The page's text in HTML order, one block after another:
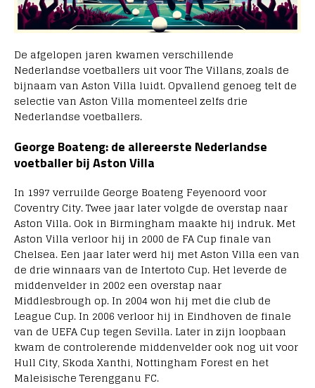
De afgelopen jaren kwamen verschillende
Nederlandse voetballers uit voor The Villans, zoals de
bijnaam van Aston Villa luidt. Opvallend genoeg telt de
selectie van Aston Villa momenteel zelfs drie
Nederlandse voetballers.
George Boateng: de allereerste Nederlandse
voetballer bij Aston Villa
In 1997 verruilde George Boateng Feyenoord voor
Coventry City. Twee jaar later volgde de overstap naar
Aston Villa. Ook in Birmingham maakte hij indruk. Met
Aston Villa verloor hij in 2000 de FA Cup finale van
Chelsea. Een jaar later werd hij met Aston Villa een van
de drie winnaars van de Intertoto Cup. Het leverde de
middenvelder in 2002 een overstap naar
Middlesbrough op. In 2004 won hij met die club de
League Cup. In 2006 verloor hij in Eindhoven de finale
van de UEFA Cup tegen Sevilla. Later in zijn loopbaan
kwam de controlerende middenvelder ook nog uit voor
Hull City, Skoda Xanthi, Nottingham Forest en het
Maleisische Terengganu FC.